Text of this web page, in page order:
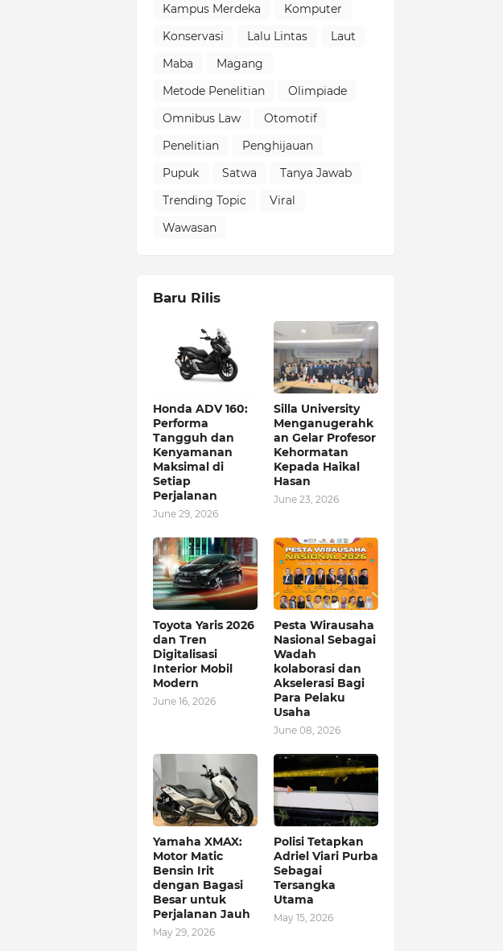
Kampus Merdeka
Komputer
Konservasi
Lalu Lintas
Laut
Maba
Magang
Metode Penelitian
Olimpiade
Omnibus Law
Otomotif
Penelitian
Penghijauan
Pupuk
Satwa
Tanya Jawab
Trending Topic
Viral
Wawasan
Baru Rilis
Honda ADV 160:
Performa
Tangguh dan
Kenyamanan
Maksimal di
Setiap
Perjalanan
June 29, 2026
Silla University
Menganugerahk
an Gelar Profesor
Kehormatan
Kepada Haikal
Hasan
June 23, 2026
Toyota Yaris 2026
dan Tren
Digitalisasi
Interior Mobil
Modern
June 16, 2026
Pesta Wirausaha
Nasional Sebagai
Wadah
kolaborasi dan
Akselerasi Bagi
Para Pelaku
Usaha
June 08, 2026
Yamaha XMAX:
Motor Matic
Bensin Irit
dengan Bagasi
Besar untuk
Perjalanan Jauh
May 29, 2026
Polisi Tetapkan
Adriel Viari Purba
Sebagai
Tersangka
Utama
May 15, 2026